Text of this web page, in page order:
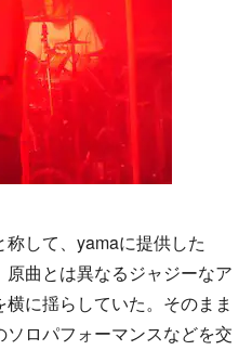
して、yamaに提供した
原曲とは異なるジャジーなア
に揺らしていた。そのまま
ソロパフォーマンスなどを交